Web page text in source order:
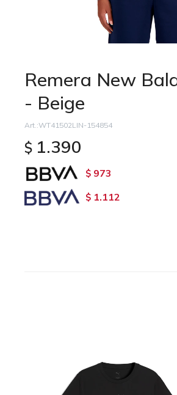
Remera New
- Beige
WT41502LIN-154854
$ 1.390
$ 973
$ 1.112